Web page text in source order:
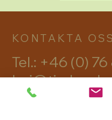
KONTAKTA OSS
Tel.: +46 (0) 76
hej@timber-
Skålsjön 302